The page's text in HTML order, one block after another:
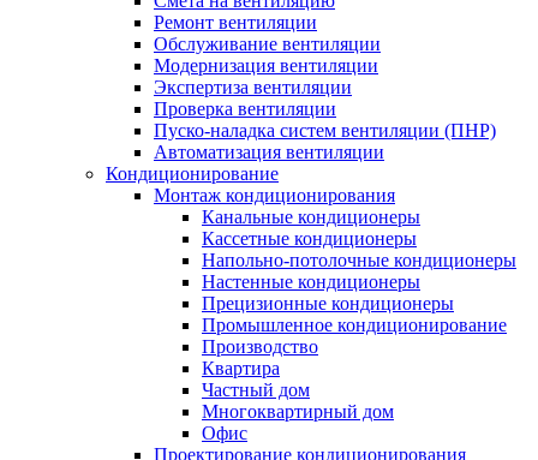
Ремонт вентиляции
Обслуживание вентиляции
Модернизация вентиляции
Экспертиза вентиляции
Проверка вентиляции
Пуско-наладка систем вентиляции (ПНР)
Автоматизация вентиляции
Кондиционирование
Монтаж кондиционирования
Канальные кондиционеры
Кассетные кондиционеры
Напольно-потолочные кондиционеры
Настенные кондиционеры
Прецизионные кондиционеры
Промышленное кондиционирование
Производство
Квартира
Частный дом
Многоквартирный дом
Офис
Проектирование кондиционирования